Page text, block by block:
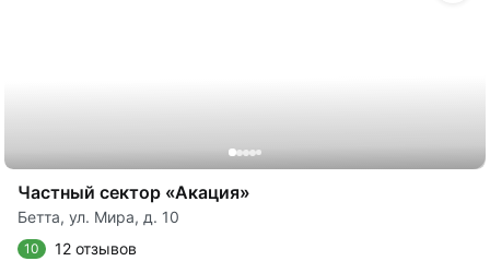
Частный сектор «Акация»
Бетта, ул. Мира, д. 10
10
12 отзывов